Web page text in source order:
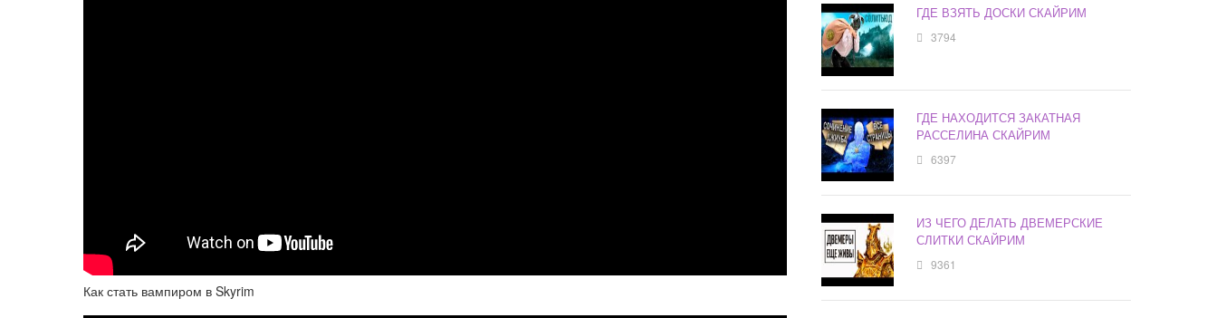
Как стать вампиром в Skyrim
ГДЕ ВЗЯТЬ ДОСКИ СКАЙРИМ
3794
ГДЕ НАХОДИТСЯ ЗАКАТНАЯ
РАССЕЛИНА СКАЙРИМ
6397
ИЗ ЧЕГО ДЕЛАТЬ ДВЕМЕРСКИЕ
СЛИТКИ СКАЙРИМ
9361